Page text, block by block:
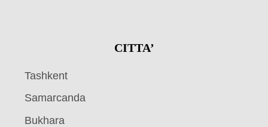
CITTA’
Tashkent
Samarcanda
Bukhara